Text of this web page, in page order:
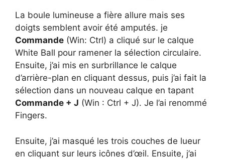
La boule lumineuse a fière allure mais ses
doigts semblent avoir été amputés. je
Commande (Win: Ctrl) a cliqué sur le calque
White Ball pour ramener la sélection circulaire.
Ensuite, j’ai mis en surbrillance le calque
d’arrière-plan en cliquant dessus, puis j’ai fait la
sélection dans un nouveau calque en tapant
Commande + J (Win : Ctrl + J). Je l’ai renommé
Fingers.
Ensuite, j’ai masqué les trois couches de lueur
en cliquant sur leurs icônes d’œil. Ensuite, j’ai